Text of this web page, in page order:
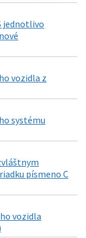
jednotlivo
vozidla z
systému
písmeno C
vozidla